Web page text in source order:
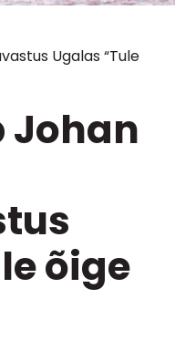
Ugalas “Tule
Johan
õige